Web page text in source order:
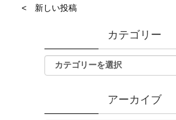
< 新しい投稿
カテゴリー
アーカイブ